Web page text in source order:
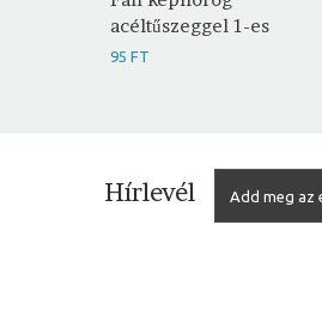
acéltűszeggel 1-es
95 FT
Hírlevél